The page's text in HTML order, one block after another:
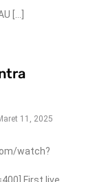
[…]
11, 2025
watch?
First live